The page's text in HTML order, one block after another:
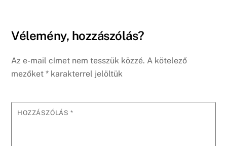
Vélemény, hozzászólás?
Az e-mail címet nem tesszük közzé. A kötelező
mezőket* karakterrel jelöltük
HOZZÁSZÓLÁS *